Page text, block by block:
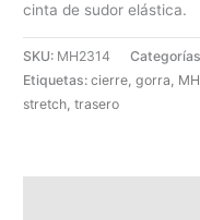
cinta de sudor elástica.
SKU: MH2314
Etiquetas:cierre,gorra,
stretch,trasero